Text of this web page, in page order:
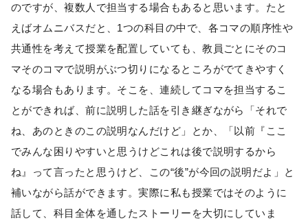
のですが、複数人で担当する場合もあると思います。たと
えばオムニバスだと、1つの科目の中で、各コマの順序性や
共通性を考えて授業を配置していても、教員ごとにそのコ
マそのコマで説明がぶつ切りになるところがでてきやすく
なる場合もあります。そこを、連続してコマを担当するこ
とができれば、前に説明した話を引き継ぎながら「それで
ね、あのときのこの説明なんだけど」とか、「以前『ここ
でみんな困りやすいと思うけどこれは後で説明するから
ね』って言ったと思うけど、この“後”が今回の説明だよ」と
補いながら話ができます。実際に私も授業ではそのように
話して、科目全体を通したストーリーを大切にしていま